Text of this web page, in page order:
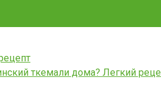
ткемали дома? Легкий